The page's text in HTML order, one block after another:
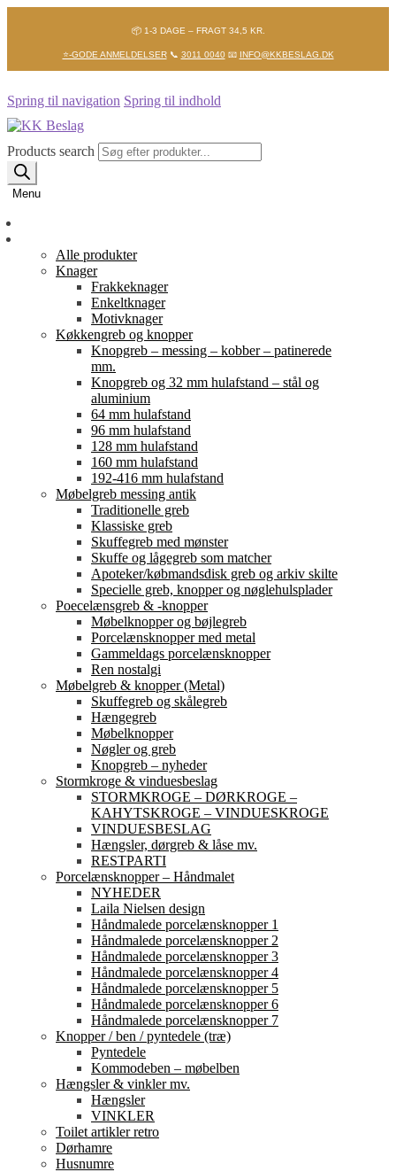
📦 1-3 DAGE – FRAGT 34,5 KR.
⭐-GODE ANMELDELSER📞 3011 0040📧 INFO@KKBESLAG.DK
Spring til navigation Spring til indhold
Products search
Menu
Alle produkter
Knager
Frakkeknager
Enkeltknager
Motivknager
Køkkengreb og knopper
Knopgreb – messing – kobber – patinerede
mm.
Knopgreb og 32 mm hulafstand – stål og
aluminium
64 mm hulafstand
96 mm hulafstand
128 mm hulafstand
160 mm hulafstand
192-416 mm hulafstand
Møbelgreb messing antik
Traditionelle greb
Klassiske greb
Skuffegreb med mønster
Skuffe og lågegreb som matcher
Apoteker/købmandsdisk greb og arkiv skilte
Specielle greb, knopper og nøglehulsplader
Poecelænsgreb & -knopper
Møbelknopper og bøjlegreb
Porcelænsknopper med metal
Gammeldags porcelænsknopper
Ren nostalgi
Møbelgreb & knopper (Metal)
Skuffegreb og skålegreb
Hængegreb
Møbelknopper
Nøgler og greb
Knopgreb – nyheder
Stormkroge & vinduesbeslag
STORMKROGE – DØRKROGE –
KAHYTSKROGE – VINDUESKROGE
VINDUESBESLAG
Hængsler, dørgreb & låse mv.
RESTPARTI
Porcelænsknopper – Håndmalet
NYHEDER
Laila Nielsen design
Håndmalede porcelænsknopper 1
Håndmalede porcelænsknopper 2
Håndmalede porcelænsknopper 3
Håndmalede porcelænsknopper 4
Håndmalede porcelænsknopper 5
Håndmalede porcelænsknopper 6
Håndmalede porcelænsknopper 7
Knopper / ben / pyntedele (træ)
Pyntedele
Kommodeben – møbelben
Hængsler & vinkler mv.
Hængsler
VINKLER
Toilet artikler retro
Dørhamre
Husnumre